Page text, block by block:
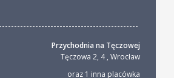
Przychodnia na Tęczowej
Tęczowa 2, 4,Wrocław
oraz 1 inna placówka